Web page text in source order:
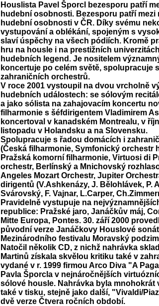
Houslista Pavel Šporcl
bezesporu patří
hudební osobnosti. Bezesporu patří mezi
hudební osobnosti v ČR. Díky svému
vystupování a oblékání, spojeným s
slaví úspěchy na všech pódiích. Kromě
hru na housle i na prestižních
hudebních legend. Je nositelem
koncertuje po celém světě, spolupracuje
zahraničních orchestrů.
V roce 2001 vystoupil na dvou vrcholně
hudebních událostech: se sólovým
a jako sólista na zahajovacím koncertu
filharmonie s šéfdirigentem Vladimirem
koncertoval v kanadském Montrealu, v
listopadu v Holandsku a na Slovensku.
Spolupracuje s řadou domácích i
(Česká filharmonie, Symfonický orchestr
Pražská komorní filharmonie, Virtuosi di
orchestr, Berlínský a Mnichovský
Angeles Mozart Orchestr, Jupiter
dirigentů (V.Ashkenázy, J. Bělohlávek, P.
Svárovský, F. Vajnar, L.Carper,
Pravidelně vystupuje na
republice: Pražské jaro, Janáčkův máj,
Mitte Europa, Pontes. 30. září 2000
původní verze Janáčkovy Houslové
Mezinárodního festivalu Moravský
Natočil několik CD, z nichž nahrávka
Martinů získala skvělou kritiku také v
vydané v r. 1999 firmou Arco Diva "A
Pavla Šporcla v nejnáročnějších
sólové housle. Nahrávka byla mnohokrát
také v tisku, stejně jako další, "Vivaldi/
dvě verze Čtvera ročních období.